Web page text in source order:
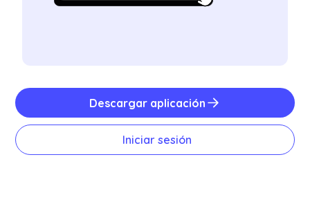
Descargar aplicación
Iniciar sesión